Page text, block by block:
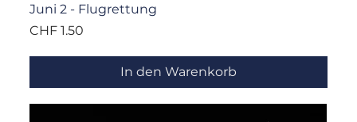
Juni 2 - Flugrettung
Preis
CHF 1.50
In den Warenkorb